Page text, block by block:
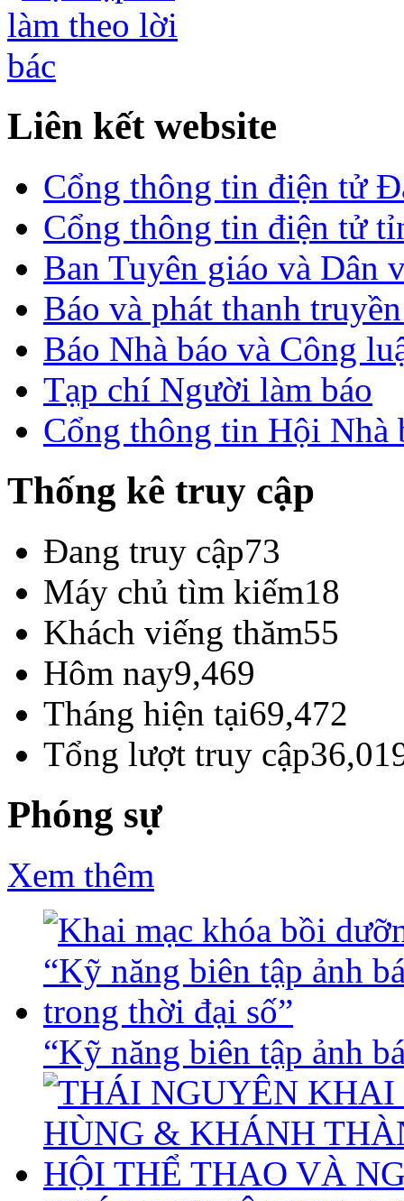
Liên kết website
Cổng thông tin điện tử
Cổng thông tin điện tử
Ban Tuyên giáo và Dân
Báo và phát thanh
Báo Nhà báo và Công
Tạp chí Người làm báo
Cổng thông tin Hội Nhà
Thống kê truy cập
Đang truy cập73
Máy chủ tìm kiếm18
Khách viếng thăm55
Hôm nay9,469
Tháng hiện tại69,472
Tổng lượt truy cập
Phóng sự
Xem thêm
“Kỹ năng biên tập ảnh